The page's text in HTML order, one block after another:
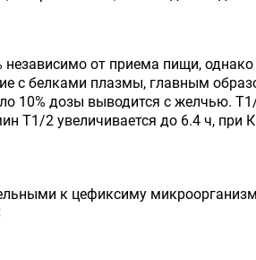
от приема пищи,
с белками плазмы, главным
10% дозы выводится с желчью.
Т1/2 увеличивается до 6.4 ч, при
к цефиксиму